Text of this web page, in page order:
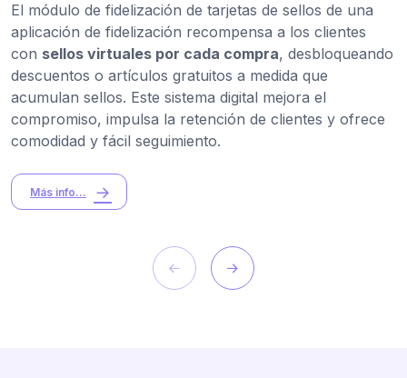
El módulo de fidelización de tarjetas de sellos de una
aplicación de fidelización recompensa a los clientes
con sellos virtuales por cada compra, desbloqueando
descuentos o artículos gratuitos a medida que
acumulan sellos. Este sistema digital mejora el
compromiso, impulsa la retención de clientes y ofrece
comodidad y fácil seguimiento.
Más info...